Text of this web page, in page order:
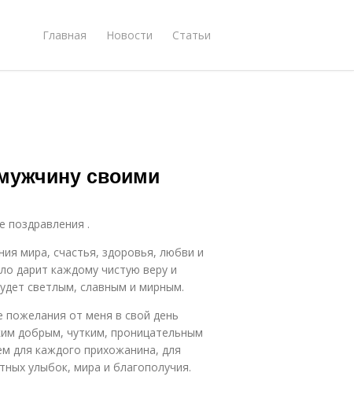
Главная Новости Статьи
своими
поздравления .
мира, счастья, здоровья, любви и
дарит каждому чистую веру и
светлым, славным и мирным.
пожелания от меня в свой день
добрым, чутким, проницательным
для каждого прихожанина, для
улыбок, мира и благополучия.